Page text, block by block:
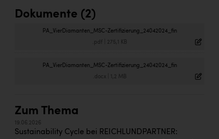
Dokumente (2)
PA_VierDiamanten_MSC-Zertifizierung_24042024_fin
.pdf 275,1 KB
PA_VierDiamanten_MSC-Zertifizierung_24042024_fin
.docx| 1,2 MB
Zum Thema
19.06.2026
Sustainability Cycle bei REICHLUNDPARTNER: